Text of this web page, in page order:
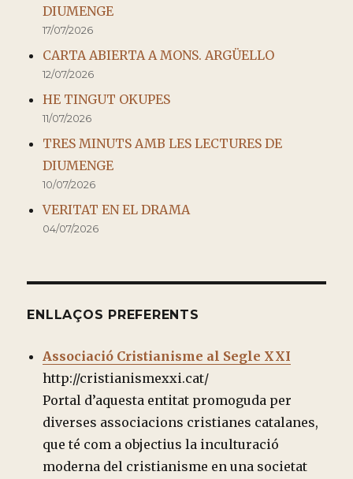
DIUMENGE
17/07/2026
CARTA ABIERTA A MONS. ARGÜELLO
12/07/2026
HE TINGUT OKUPES
11/07/2026
TRES MINUTS AMB LES LECTURES DE
DIUMENGE
10/07/2026
VERITAT EN EL DRAMA
04/07/2026
ENLLAÇOS PREFERENTS
Associació Cristianisme al Segle XXI
http://cristianismexxi.cat/
Portal d’aquesta entitat promoguda per
diverses associacions cristianes catalanes,
que té com a objectius la inculturació
moderna del cristianisme en una societat